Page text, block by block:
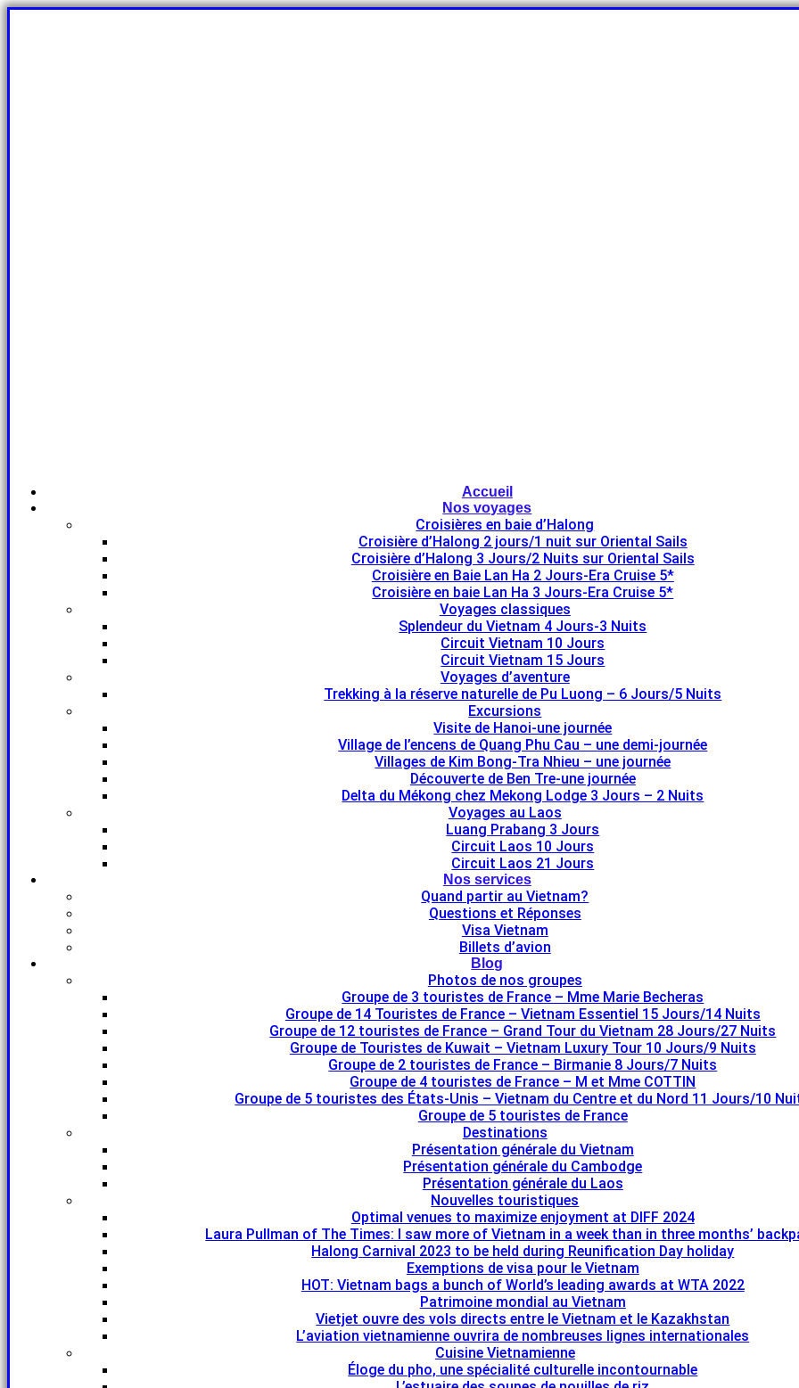
Accueil
Nos voyages
Croisières en baie d’Halong
Croisière d’Halong 2 jours/1 nuit sur Oriental Sails
Croisière d’Halong 3 Jours/2 Nuits sur Oriental Sails
Croisière en Baie Lan Ha 2 Jours-Era Cruise 5*
Croisière en baie Lan Ha 3 Jours-Era Cruise 5*
Voyages classiques
Splendeur du Vietnam 4 Jours-3 Nuits
Circuit Vietnam 10 Jours
Circuit Vietnam 15 Jours
Voyages d’aventure
Trekking à la réserve naturelle de Pu Luong – 6 Jours/5 Nuits
Excursions
Visite de Hanoi-une journée
Village de l’encens de Quang Phu Cau – une demi-journée
Villages de Kim Bong-Tra Nhieu – une journée
Découverte de Ben Tre-une journée
Delta du Mékong chez Mekong Lodge 3 Jours – 2 Nuits
Voyages au Laos
Luang Prabang 3 Jours
Circuit Laos 10 Jours
Circuit Laos 21 Jours
Nos services
Quand partir au Vietnam?
Questions et Réponses
Visa Vietnam
Billets d’avion
Blog
Photos de nos groupes
Groupe de 3 touristes de France – Mme Marie Becheras
Groupe de 14 Touristes de France – Vietnam Essentiel 15 Jours/14 Nuits
Groupe de 12 touristes de France – Grand Tour du Vietnam 28 Jours/27 Nuits
Groupe de Touristes de Kuwait – Vietnam Luxury Tour 10 Jours/9 Nuits
Groupe de 2 touristes de France – Birmanie 8 Jours/7 Nuits
Groupe de 4 touristes de France – M et Mme COTTIN
Groupe de 5 touristes des États-Unis – Vietnam du Centre et du Nord 11 Jours/10
Groupe de 5 touristes de France
Destinations
Présentation générale du Vietnam
Présentation générale du Cambodge
Présentation générale du Laos
Nouvelles touristiques
Optimal venues to maximize enjoyment at DIFF 2024
Laura Pullman of The Times: I saw more of Vietnam in a week than in three months’
Halong Carnival 2023 to be held during Reunification Day holiday
Exemptions de visa pour le Vietnam
HOT: Vietnam bags a bunch of World’s leading awards at WTA 2022
Patrimoine mondial au Vietnam
Vietjet ouvre des vols directs entre le Vietnam et le Kazakhstan
L’aviation vietnamienne ouvrira de nombreuses lignes internationales
Cuisine Vietnamienne
Éloge du pho, une spécialité culturelle incontournable